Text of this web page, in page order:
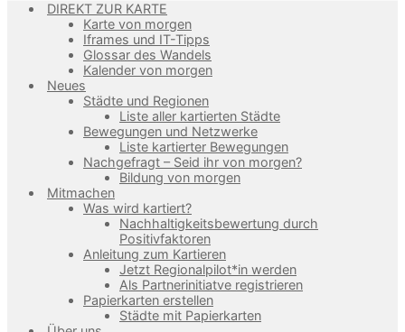
DIREKT ZUR KARTE
Karte von morgen
Iframes und IT-Tipps
Glossar des Wandels
Kalender von morgen
Neues
Städte und Regionen
Liste aller kartierten Städte
Bewegungen und Netzwerke
Liste kartierter Bewegungen
Nachgefragt – Seid ihr von morgen?
Bildung von morgen
Mitmachen
Was wird kartiert?
Nachhaltigkeitsbewertung durch
Positivfaktoren
Anleitung zum Kartieren
Jetzt Regionalpilot*in werden
Als Partnerinitiatve registrieren
Papierkarten erstellen
Städte mit Papierkarten